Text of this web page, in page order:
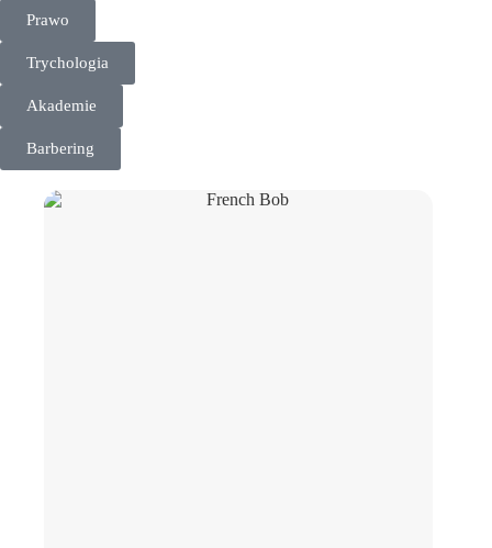
Prawo
Trychologia
Akademie
Barbering